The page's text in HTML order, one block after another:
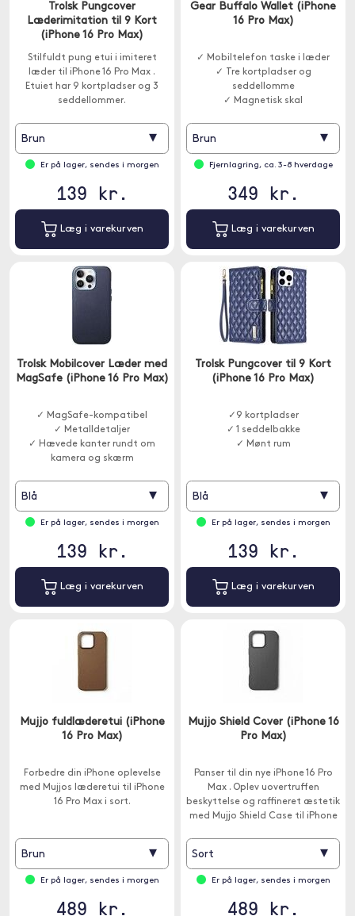
Trolsk Pungcover
Læderimitation til 9 Kort
(iPhone 16 Pro Max)
Stilfuldt pung etui i imiteret
læder til iPhone 16 Pro Max .
Etuiet har 9 kortpladser og 3
seddellommer.
Brun ▾
Er på lager, sendes i morgen
139 kr.
Læg i varekurven
Gear Buffalo Wallet (iPhone
16 Pro Max)
✓ Mobiltelefon taske i læder
✓ Tre kortpladser og
seddellomme
✓ Magnetisk skal
Brun ▾
Fjernlagring, ca. 3-8 hverdage
349 kr.
Læg i varekurven
Trolsk Mobilcover Læder med
MagSafe (iPhone 16 Pro Max)
✓ MagSafe-kompatibel
✓ Metalldetaljer
✓ Hævede kanter rundt om
kamera og skærm
Blå ▾
Er på lager, sendes i morgen
139 kr.
Læg i varekurven
Trolsk Pungcover til 9 Kort
(iPhone 16 Pro Max)
✓9 kortpladser
✓ 1 seddelbakke
✓ Mønt rum
Blå ▾
Er på lager, sendes i morgen
139 kr.
Læg i varekurven
Mujjo fuldlæderetui (iPhone
16 Pro Max)
Forbedre din iPhone oplevelse
med Mujjos læderetui til iPhone
16 Pro Max i sort.
Brun ▾
Er på lager, sendes i morgen
489 kr.
Mujjo Shield Cover (iPhone 16
Pro Max)
Panser til din nye iPhone 16 Pro
Max . Oplev uovertruffen
beskyttelse og raffineret æstetik
med Mujjo Shield Case til iPhone
Sort ▾
Er på lager, sendes i morgen
489 kr.